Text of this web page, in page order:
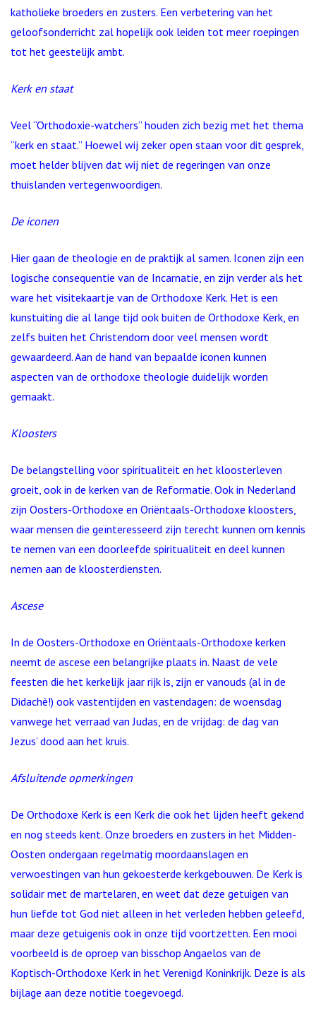
katholieke broeders en zusters. Een verbetering van het
geloofsonderricht zal hopelijk ook leiden tot meer roepingen
tot het geestelijk ambt.
Kerk en staat
Veel “Orthodoxie-watchers” houden zich bezig met het thema
“kerk en staat.” Hoewel wij zeker open staan voor dit gesprek,
moet helder blijven dat wij niet de regeringen van onze
thuislanden vertegenwoordigen.
De iconen
Hier gaan de theologie en de praktijk al samen. Iconen zijn een
logische consequentie van de Incarnatie, en zijn verder als het
ware het visitekaartje van de Orthodoxe Kerk. Het is een
kunstuiting die al lange tijd ook buiten de Orthodoxe Kerk, en
zelfs buiten het Christendom door veel mensen wordt
gewaardeerd. Aan de hand van bepaalde iconen kunnen
aspecten van de orthodoxe theologie duidelijk worden
gemaakt.
Kloosters
De belangstelling voor spiritualiteit en het kloosterleven
groeit, ook in de kerken van de Reformatie. Ook in Nederland
zijn Oosters-Orthodoxe en Oriëntaals-Orthodoxe kloosters,
waar mensen die geïnteresseerd zijn terecht kunnen om kennis
te nemen van een doorleefde spiritualiteit en deel kunnen
nemen aan de kloosterdiensten.
Ascese
In de Oosters-Orthodoxe en Oriëntaals-Orthodoxe kerken
neemt de ascese een belangrijke plaats in. Naast de vele
feesten die het kerkelijk jaar rijk is, zijn er vanouds (al in de
Didachè!) ook vastentijden en vastendagen: de woensdag
vanwege het verraad van Judas, en de vrijdag: de dag van
Jezus’ dood aan het kruis.
Afsluitende opmerkingen
De Orthodoxe Kerk is een Kerk die ook het lijden heeft gekend
en nog steeds kent. Onze broeders en zusters in het Midden-
Oosten ondergaan regelmatig moordaanslagen en
verwoestingen van hun gekoesterde kerkgebouwen. De Kerk is
solidair met de martelaren, en weet dat deze getuigen van
hun liefde tot God niet alleen in het verleden hebben geleefd,
maar deze getuigenis ook in onze tijd voortzetten. Een mooi
voorbeeld is de oproep van bisschop Angaelos van de
Koptisch-Orthodoxe Kerk in het Verenigd Koninkrijk. Deze is als
bijlage aan deze notitie toegevoegd.